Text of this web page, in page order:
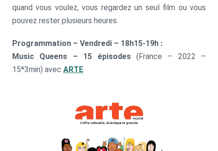
quand vous voulez, vous regardez un seul film ou vous
pouvez rester plusieurs heures.
Programmation – Vendredi – 18h15-19h :
Music Queens – 15 épisodes (France – 2022 –
15*3min) avec ARTE